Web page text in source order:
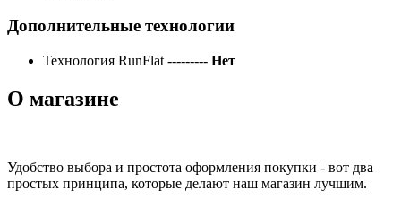
Дополнительные технологии
Технология RunFlat --------- Нет
О магазине
Удобство выбора и простота оформления покупки - вот два
простых принципа, которые делают наш магазин лучшим.